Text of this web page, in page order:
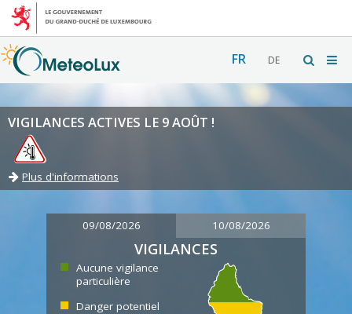
FR DE
VIGILANCES ACTIVES LE 9 AOÛT !
Plus d'informations
09/08/2026 10/08/2026
VIGILANCES
Aucune vigilance
particulière
Danger potentiel